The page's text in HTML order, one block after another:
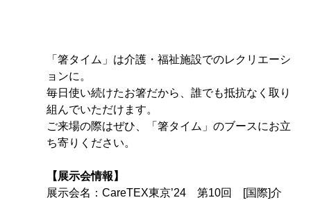
「箸タイム」は介護・福祉施設でのレクリエーシ
ョンに。
毎日使い続けたお箸だから、誰でも抵抗なく取り
組んでいただけます。
ご来場の際はぜひ、「箸タイム」のブースにお立
ち寄りください。
【展示会情報】
展示会名：CareTEX東京’24　第10回　[国際]介